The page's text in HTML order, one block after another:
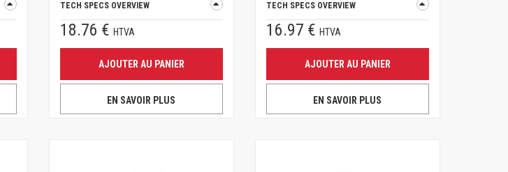
TECH SPECS OVERVIEW
18.76 € HTVA
AJOUTER AU PANIER
EN SAVOIR PLUS
TECH SPECS OVERVIEW
16.97 € HTVA
AJOUTER AU PANIER
EN SAVOIR PLUS